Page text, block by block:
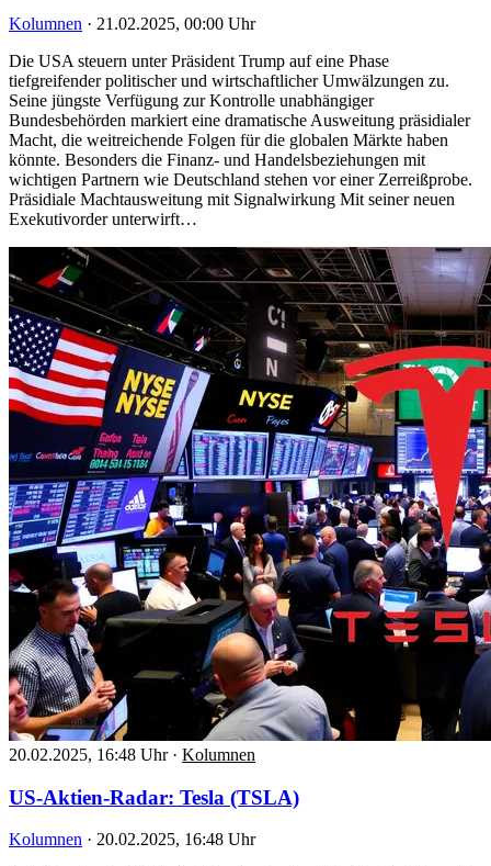
Kolumnen · 21.02.2025, 00:00 Uhr
Die USA steuern unter Präsident Trump auf eine Phase
tiefgreifender politischer und wirtschaftlicher Umwälzungen zu.
Seine jüngste Verfügung zur Kontrolle unabhängiger
Bundesbehörden markiert eine dramatische Ausweitung präsidialer
Macht, die weitreichende Folgen für die globalen Märkte haben
könnte. Besonders die Finanz- und Handelsbeziehungen mit
wichtigen Partnern wie Deutschland stehen vor einer Zerreißprobe.
Präsidiale Machtausweitung mit Signalwirkung Mit seiner neuen
Exekutivorder unterwirft…
20.02.2025, 16:48 Uhr · Kolumnen
US-Aktien-Radar: Tesla (TSLA)
Kolumnen · 20.02.2025, 16:48 Uhr